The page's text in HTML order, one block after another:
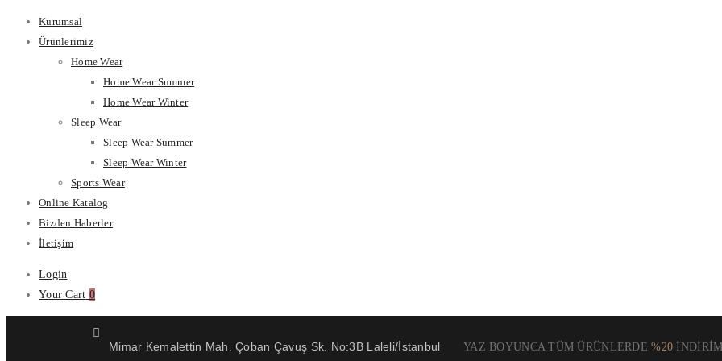
Kurumsal
Ürünlerimiz
Home Wear
Home Wear Summer
Home Wear Winter
Sleep Wear
Sleep Wear Summer
Sleep Wear Winter
Sports Wear
Online Katalog
Bizden Haberler
İletişim
Login
Your Cart 0
Mimar Kemalettin Mah. Çoban Çavuş Sk. No:3B Laleli/İstanbul YAZ BOYUNCA TÜM ÜRÜNLERDE%20